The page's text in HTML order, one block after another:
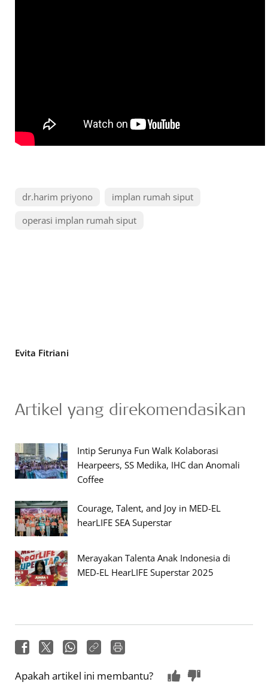
dr.harim priyono
implan rumah siput
operasi implan rumah siput
Evita Fitriani
Artikel yang direkomendasikan
Intip Serunya Fun Walk Kolaborasi
Hearpeers, SS Medika, IHC dan Anomali
Coffee
Courage, Talent, and Joy in MED-EL
hearLIFE SEA Superstar
Merayakan Talenta Anak Indonesia di
MED-EL HearLIFE Superstar 2025
Apakah artikel ini membantu?